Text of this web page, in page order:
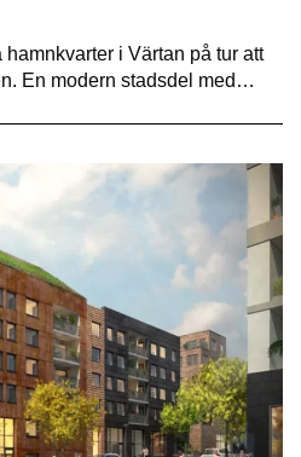
i Värtan på tur att
En modern stadsdel med…